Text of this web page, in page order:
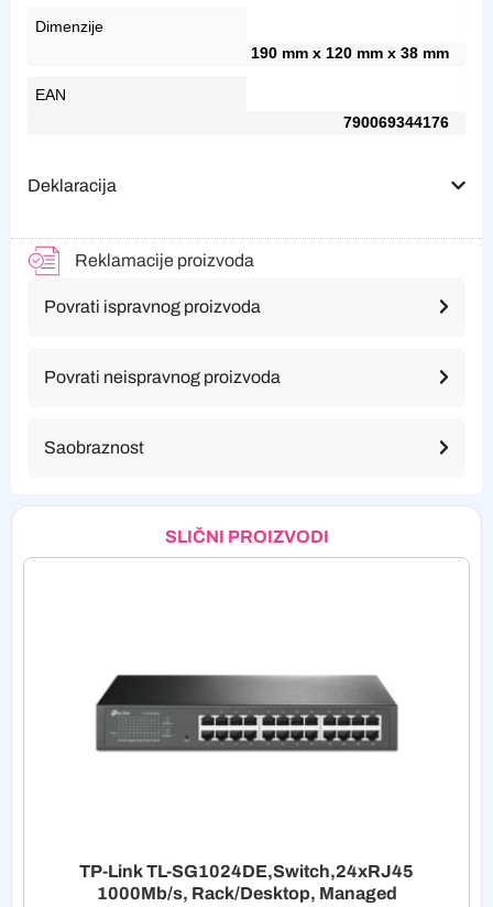
Dimenzije
190 mm x 120 mm x 38 mm
EAN
790069344176
Deklaracija
Reklamacije proizvoda
Povrati ispravnog proizvoda
Povrati neispravnog proizvoda
Saobraznost
SLIČNI PROIZVODI
TP-Link TL-SG1024DE,Switch,24xRJ45
1000Mb/s, Rack/Desktop, Managed